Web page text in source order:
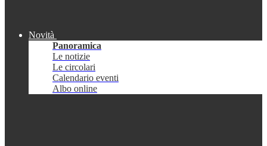
Novità
Panoramica
Le notizie
Le circolari
Calendario eventi
Albo online